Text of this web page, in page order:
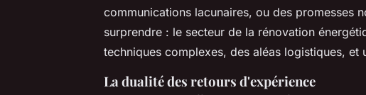
communications lacunaires, ou des promesses
surprendre : le secteur de la rénovation
techniques complexes, des aléas logistiques, et
La dualité des retours d'expérience